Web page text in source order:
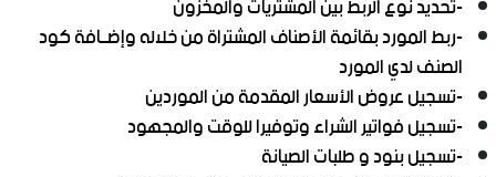
-ربط المورد بقائمة الأصناف المشتراة من خلاله وإضــافة كود
الصنف لدي المورد
-تسجيل عروض الأسعار المقدمة من الموردين
-تسجيل فواتير الشراء وتوفيرا للوقت والمجهود
-تسجيل بنود و طلبات الصيانة